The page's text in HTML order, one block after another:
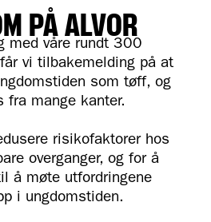
PÅ ALVOR
med våre rundt 300
vi tilbakemelding på at
som tøff, og
fra mange kanter.
risikofaktorer hos
overganger, og for å
å møte utfordringene
i ungdomstiden.